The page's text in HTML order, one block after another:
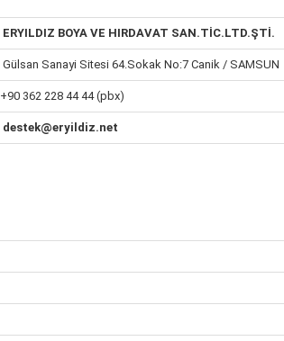
ERYILDIZ BOYA VE HIRDAVAT SAN.TİC.LTD.ŞTİ.
Gülsan Sanayi Sitesi 64.Sokak No:7 Canik / SAMSUN
+90 362 228 44 44 (pbx)
destek@eryildiz.net